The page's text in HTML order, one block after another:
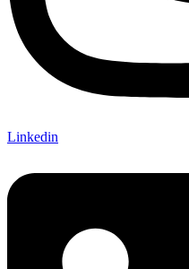
Linkedin